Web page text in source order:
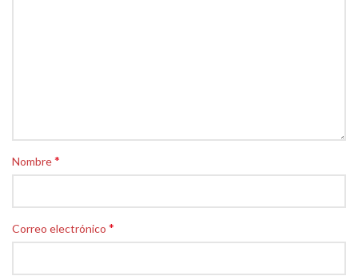
Nombre*
Correo electrónico *